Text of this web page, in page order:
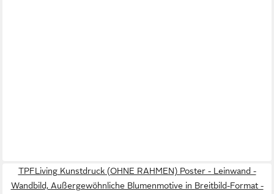
TPFLiving Kunstdruck (OHNE RAHMEN) Poster - Leinwand -
Wandbild, Außergewöhnliche Blumenmotive in Breitbild-Format -